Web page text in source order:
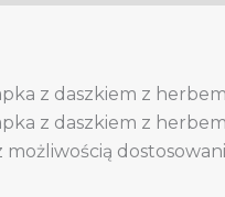
z daszkiem z
z daszkiem z